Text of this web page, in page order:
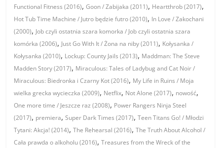
Functional Fitness (2016),Goon / Zabijaka (2011), Heartthrob (2017),
Hot Tub Time Machine / Jutro będzie futro (2010), In Love / Zakochani
(2000), Job czyli ostatnia szara komorka / Job czyli ostatnia szara
komórka (2006), Just Go With It / Żona na niby (2011), Kołysanka /
Kołysanka (2010), Lockup: County Jails (2013), Maddman: The Steve
Madden Story (2017), Miraculous: Tales of Ladybug and Cat Noir /
Miraculous: Biedronka i Czarny Kot (2016), My Life in Ruins / Moja
wielka grecka wycieczka (2009), Netflix, Not Alone (2017), nowość,
One more time / Jeszcze raz (2008), Power Rangers Ninja Steel
(2017), premiera,Super Dark Times (2017),Teen Titans Go! / Młodzi
Tytani: Akcja! (2014),The Rehearsal (2016),The Truth About Alcohol /
Cała prawda o alkoholu (2016),Treasures from the Wreck of the